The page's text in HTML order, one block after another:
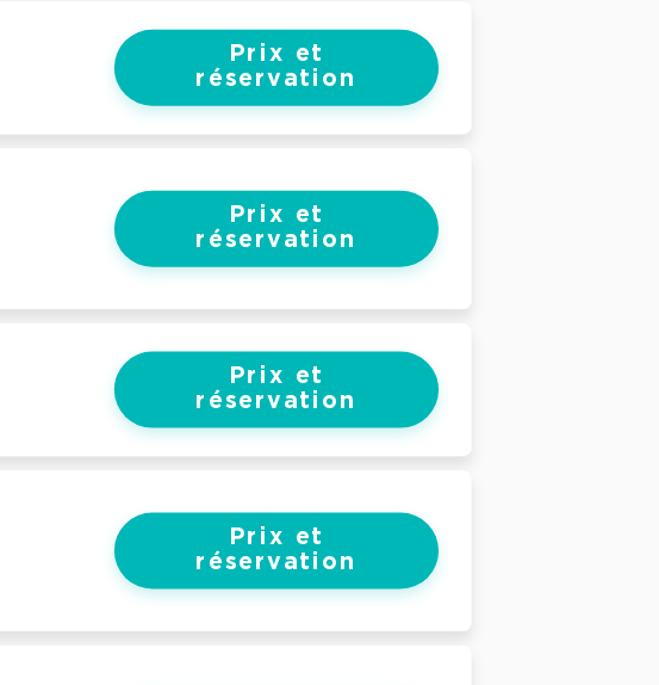
Prix et
réservation
Prix et
réservation
Prix et
réservation
Prix et
réservation